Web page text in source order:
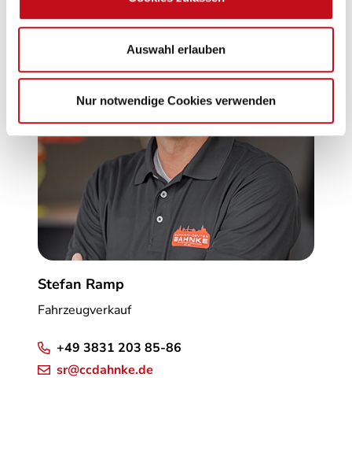
Auswahl erlauben
Nur notwendige Cookies verwenden
Stefan Ramp
Fahrzeugverkauf
+49 3831 203 85-86
sr@ccdahnke.de